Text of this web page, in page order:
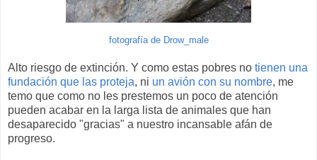
fotografía de Drow_male
Alto riesgo de extinción. Y como estas pobres no tienen una
fundación que las proteja, ni un avión con su nombre, me
temo que como no les prestemos un poco de atención
pueden acabar en la larga lista de animales que han
desaparecido "gracias" a nuestro incansable afán de
progreso.